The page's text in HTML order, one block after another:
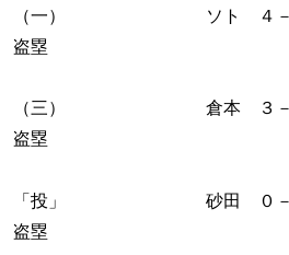
（一） ソト ４－０
盗塁
（三） 倉本 ３－１
盗塁
「投」 砂田 ０－０
盗塁